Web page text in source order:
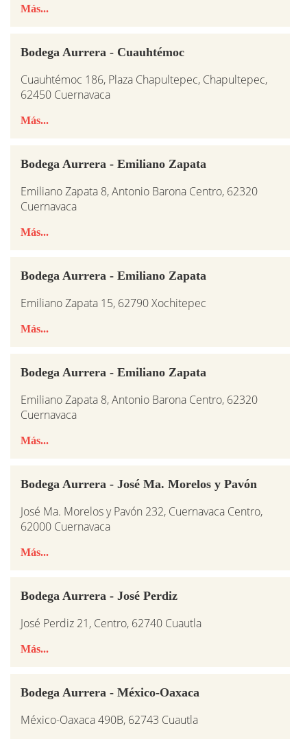
Más...
Bodega Aurrera - Cuauhtémoc
Cuauhtémoc 186, Plaza Chapultepec, Chapultepec,
62450 Cuernavaca
Más...
Bodega Aurrera - Emiliano Zapata
Emiliano Zapata 8, Antonio Barona Centro, 62320
Cuernavaca
Más...
Bodega Aurrera - Emiliano Zapata
Emiliano Zapata 15, 62790 Xochitepec
Más...
Bodega Aurrera - Emiliano Zapata
Emiliano Zapata 8, Antonio Barona Centro, 62320
Cuernavaca
Más...
Bodega Aurrera - José Ma. Morelos y Pavón
José Ma. Morelos y Pavón 232, Cuernavaca Centro,
62000 Cuernavaca
Más...
Bodega Aurrera - José Perdiz
José Perdiz 21, Centro, 62740 Cuautla
Más...
Bodega Aurrera - México-Oaxaca
México-Oaxaca 490B, 62743 Cuautla